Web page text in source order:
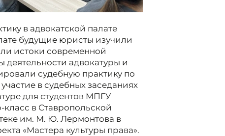
в адвокатской палате
будущие юристы изучили
истоки современной
деятельности адвокатуры и
судебную практику по
в судебных заседаниях
для студентов МПГУ
в Ставропольской
им. М. Ю. Лермонтова в
«Мастера культуры права».